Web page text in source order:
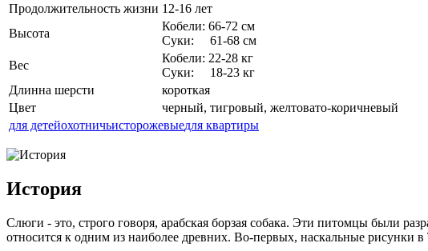
Продолжительность жизни 12-16 лет
Высота
Кобели: 66-72 см
Суки: 61-68 см
Вес
Кобели: 22-28 кг
Суки: 18-23 кг
Длинна шерсти
короткая
Цвет
черный, тигровый, желтовато-коричневый
для детейохотничьисторожевыедля квартиры
История
Слюги - это, строго говоря, арабская борзая собака. Эти питомцы были
относится к одним из наиболее древних. Во-первых, наскальные рисунки